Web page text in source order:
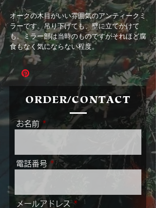
オークの木目がいい雰囲気のアンティークミ
ラーです。吊り下げても、壁に立てかけて
も。ミラー部は当時のものですがそれほど腐
食もなく気にならない程度。
ORDER/CONTACT
お名前
電話番号
メールアドレス